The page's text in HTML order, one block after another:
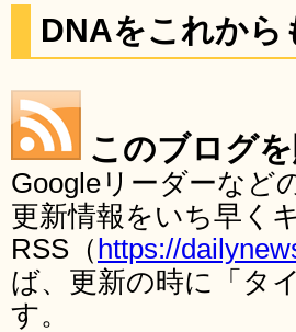
DNAをこれから
このブログ
Googleリーダーなど
更新情報をいち早く
RSS（ https://
ば、更新の時に「タ
す。